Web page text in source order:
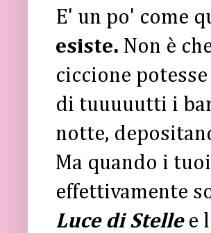
E' un po' come
esiste. Non è
ciccione
di tuuuuutti i
notte,
Ma quando i
effettivamente
Luce di Stelle e